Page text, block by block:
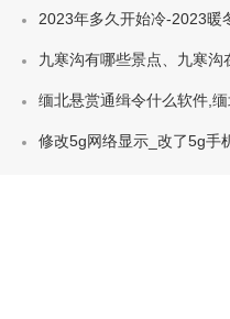
2023年多久开始冷-2023暖
九寒沟有哪些景点、九寒沟
缅北悬赏通缉令什么软件,
修改5g网络显示_改了5g手